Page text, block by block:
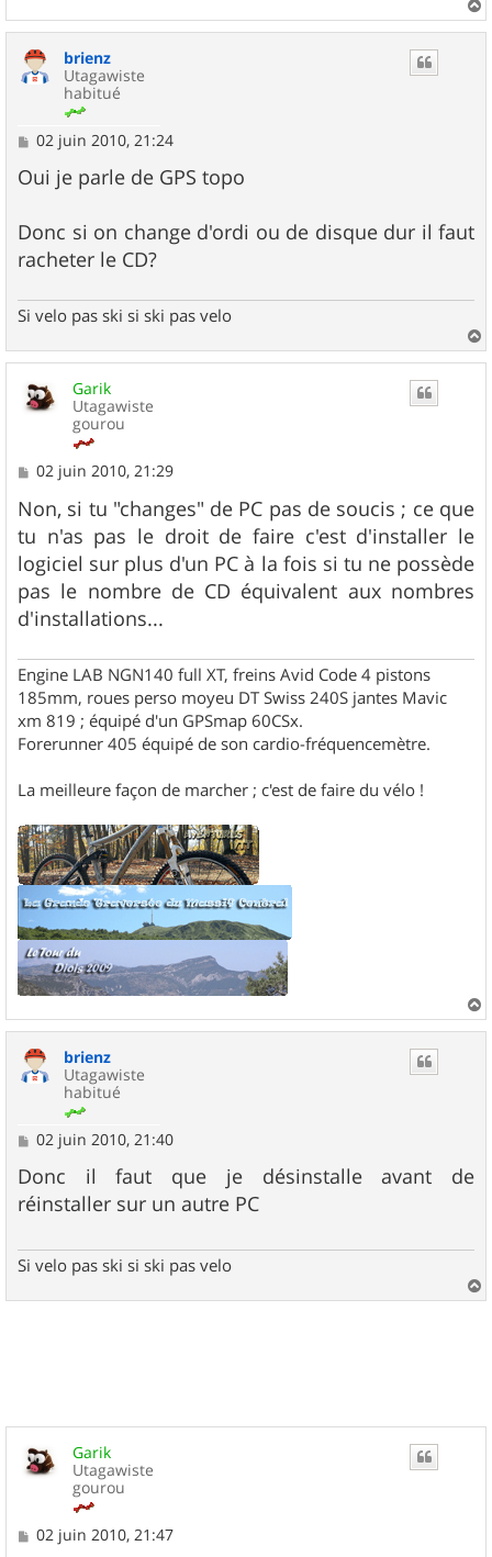
a
brienz
Utagawiste
habitué
M
s
s
g
e
02 juin 2010, 21:24
Oui je parle de GPS topo
Donc si on change d'ordi ou de disque dur il faut
racheter le CD?
Si velo pas ski si ski pas velo
a
Garik
Utagawiste
gourou
M
s
s
a
g
e
02 juin 2010, 21:29
Non, si tu "changes" de PC pas de soucis ; ce que
tu n'as pas le droit de faire c'est d'installer le
logiciel sur plus d'un PC à la fois si tu ne possède
pas le nombre de CD équivalent aux nombres
d'installations...
Engine LAB NGN140 full XT, freins Avid Code 4 pistons
185mm, roues perso moyeu DT Swiss 240S jantes Mavic
xm 819 ; équipé d'un GPSmap 60CSx.
Forerunner 405 équipé de son cardio-fréquencemètre.
La meilleure façon de marcher ; c'est de faire du vélo !
a
brienz
Utagawiste
habitué
M
s
s
a
02 juin 2010, 21:40
Donc il faut que je désinstalle avant de
réinstaller sur un autre PC
Si velo pas ski si ski pas velo
a
Garik
Utagawiste
gourou
M
02 juin 2010, 21:47